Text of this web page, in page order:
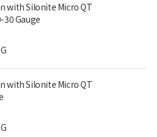
with Silonite Micro QT
30 Gauge
with Silonite Micro QT